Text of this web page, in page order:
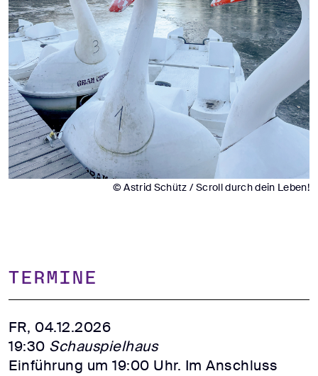
© Astrid Schütz / Scroll durch dein Leben!
TERMINE
FR, 04.12.2026
19:30 Schauspielhaus
Einführung um 19:00 Uhr. Im Anschluss